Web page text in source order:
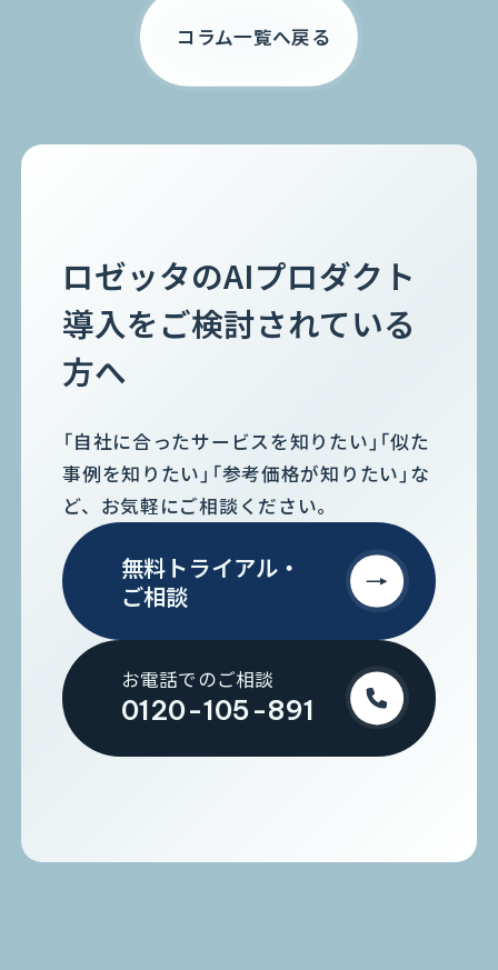
コラム一覧へ戻る
ロゼッタのAIプロダクト
導入をご検討されている
方へ
「自社に合ったサービスを知りたい」「似た
事例を知りたい」「参考価格が知りたい」な
ど、お気軽にご相談ください。
無料トライアル・
ご相談
お電話でのご相談
0120-105-891